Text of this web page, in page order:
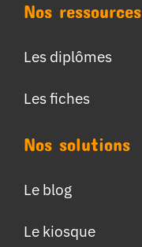
Nos ressources
Les diplômes
Les fiches
Nos solutions
Le blog
Le kiosque